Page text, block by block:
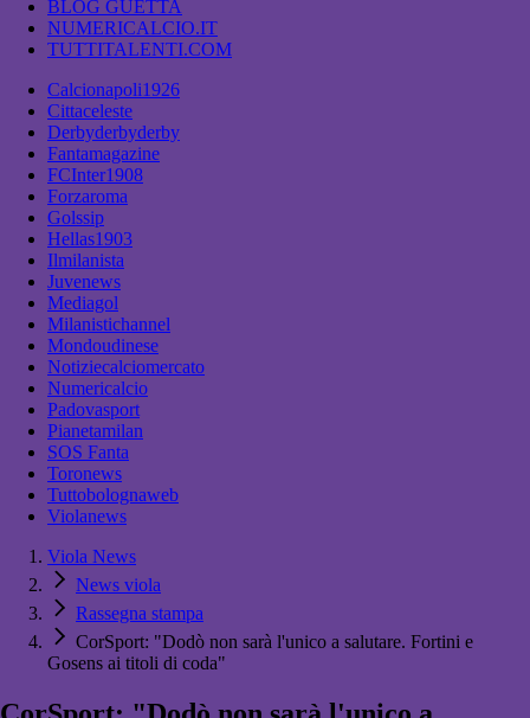
BLOG GUETTA
NUMERICALCIO.IT
TUTTITALENTI.COM
Calcionapoli1926
Cittaceleste
Derbyderbyderby
Fantamagazine
FCInter1908
Forzaroma
Golssip
Hellas1903
Ilmilanista
Juvenews
Mediagol
Milanistichannel
Mondoudinese
Notiziecalciomercato
Numericalcio
Padovasport
Pianetamilan
SOS Fanta
Toronews
Tuttobolognaweb
Violanews
Viola News
News viola
Rassegna stampa
CorSport: "Dodò non sarà l'unico a salutare. Fortini e
Gosens ai titoli di coda"